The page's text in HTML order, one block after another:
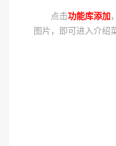
点击功能库添加
图片，即可进入介绍